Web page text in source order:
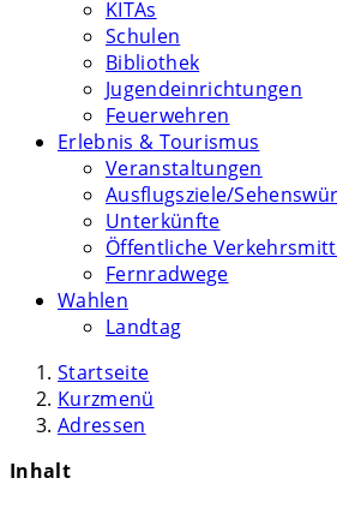
KITAs
Schulen
Bibliothek
Jugendeinrichtungen
Feuerwehren
Erlebnis & Tourismus
Veranstaltungen
Ausflugsziele/
Unterkünfte
Öffentliche
Fernradwege
Wahlen
Landtag
Startseite
Kurzmenü
Adressen
Inhalt